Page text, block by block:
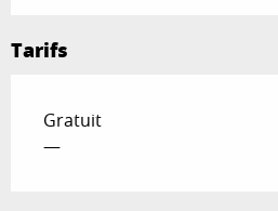
Tarifs
Gratuit
—